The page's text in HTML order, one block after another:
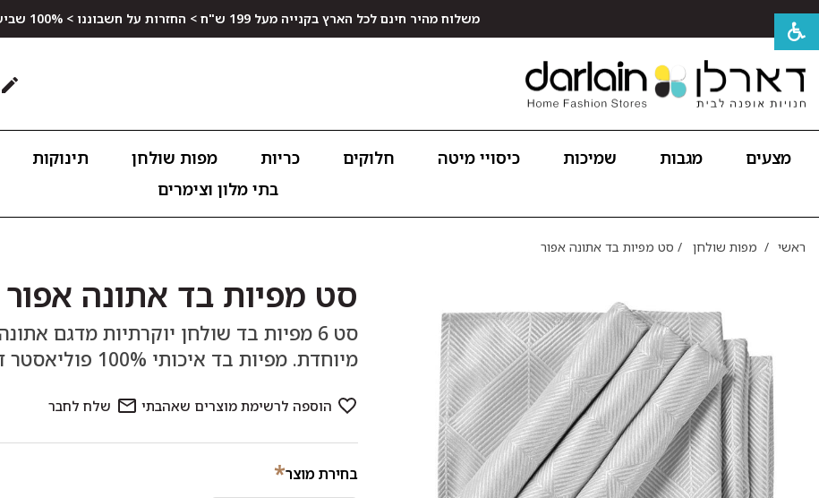
משלוח מהיר חינם לכל הארץ בקנייה מעל 199 ש"ח > החזרות על חשבוננו > 100% שביעות רצון
מצעים מגבות שמיכות כיסויי מיטה חלוקים כריות מפות שולחן תינוקות
בתי מלון וצימרים
ראשי / מפות שולחן / סט מפיות בד אתונה אפור
סט מפיות בד אתונה אפור
מיוחדת. מפיות בד איכותי 100% פוליאסטר דוחה כתמים.
בחירת מוצר*